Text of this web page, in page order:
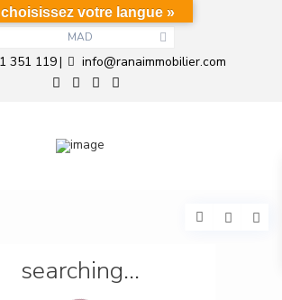
MAD
351 119| info@ranaimmobilier.com
searching...
choisissez votre langue »